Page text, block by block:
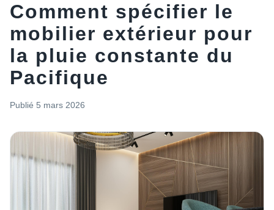
Comment spécifier le
mobilier extérieur pour
la pluie constante du
Pacifique
Publié 5 mars 2026